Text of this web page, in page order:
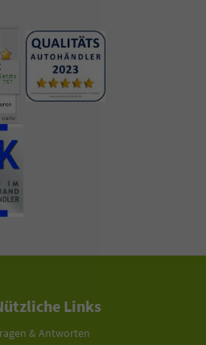
Links
& Antworten